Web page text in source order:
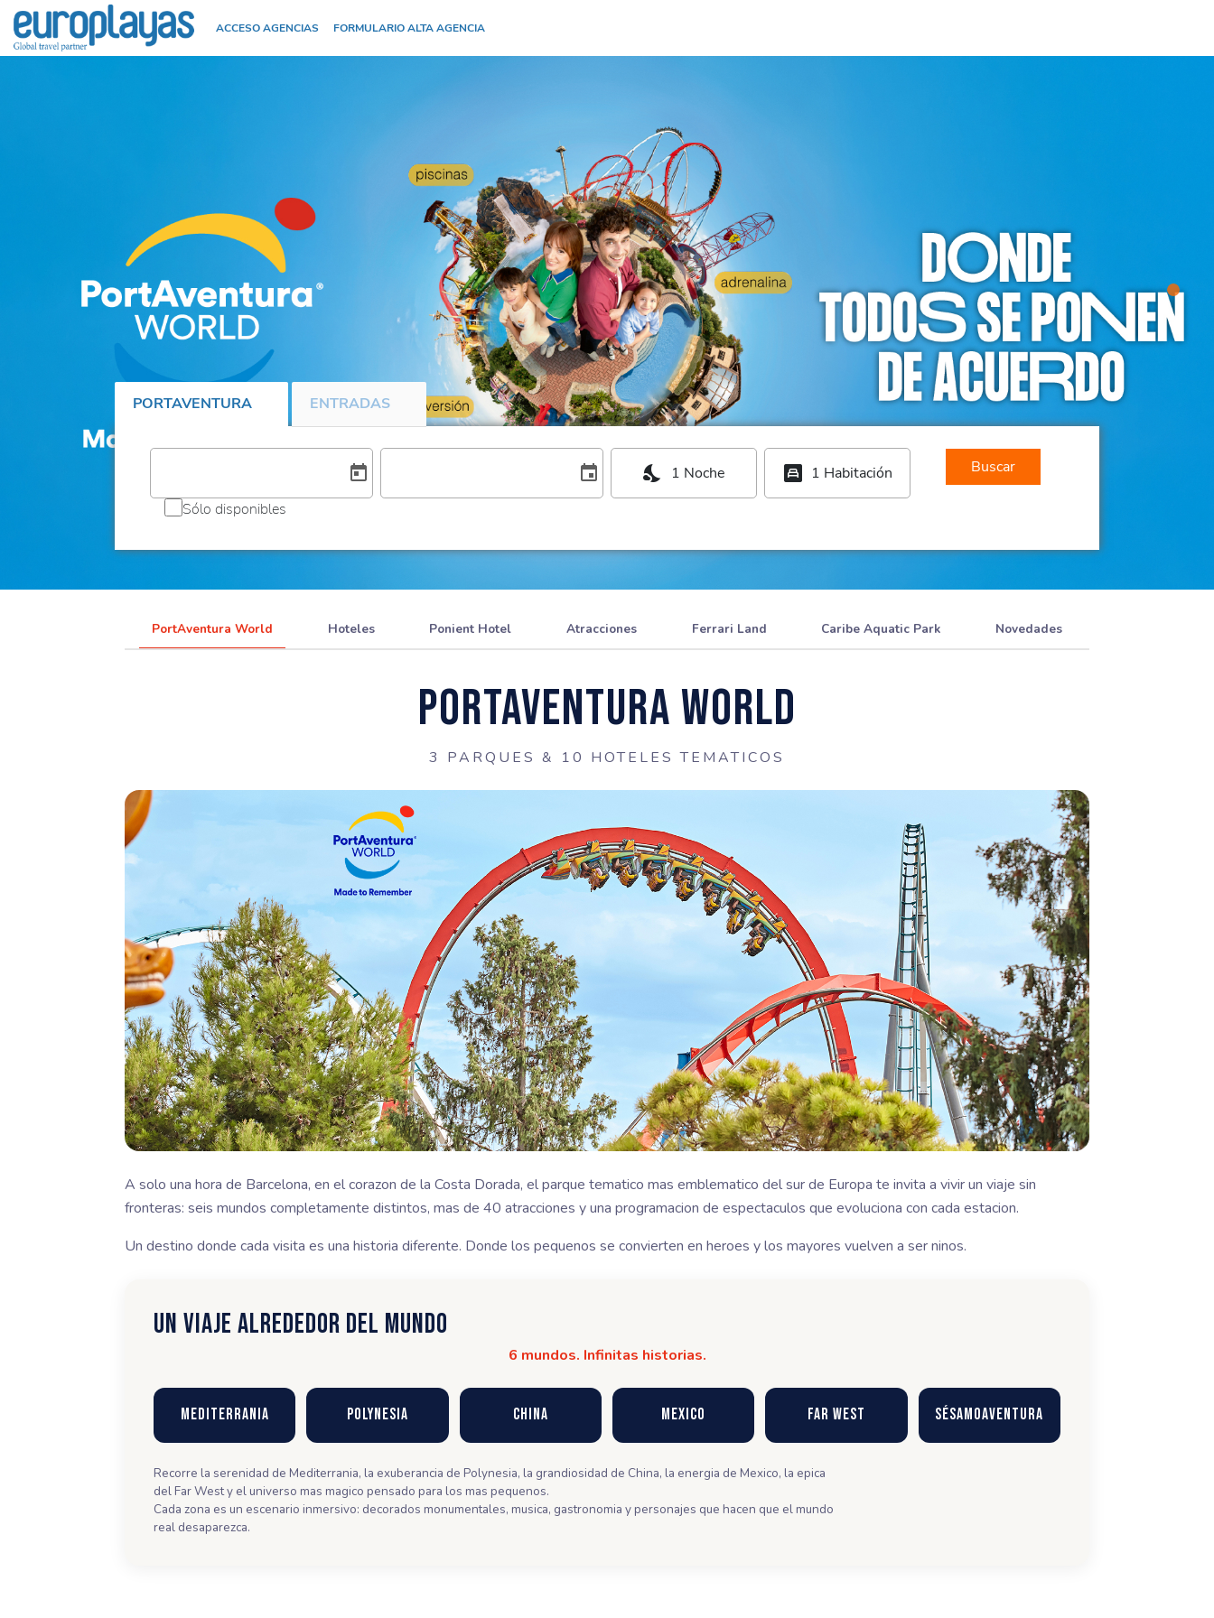
ACCESO AGENCIAS FORMULARIO ALTA AGENCIA
PORTAVENTURA ENTRADAS
today event nights_stay 1 Noche bedroom_child 1 Habitación Buscar
Sólo disponibles
PortAventura World Hoteles Ponient Hotel Atracciones Ferrari Land Caribe Aquatic Park Novedades
PortAventura World
3 PARQUES & 10 HOTELES TEMATICOS
A solo una hora de Barcelona, en el corazon de la Costa Dorada, el parque tematico mas emblematico del sur de Europa te invita a vivir un viaje sin
fronteras: seis mundos completamente distintos, mas de 40 atracciones y una programacion de espectaculos que evoluciona con cada estacion.
Un destino donde cada visita es una historia diferente. Donde los pequenos se convierten en heroes y los mayores vuelven a ser ninos.
UN VIAJE ALREDEDOR DEL MUNDO
6 mundos. Infinitas historias.
Mediterrania Polynesia China Mexico Far West SésamoAventura
Recorre la serenidad de Mediterrania, la exuberancia de Polynesia, la grandiosidad de China, la energia de Mexico, la epica
del Far West y el universo mas magico pensado para los mas pequenos.
Cada zona es un escenario inmersivo: decorados monumentales, musica, gastronomia y personajes que hacen que el mundo
real desaparezca.